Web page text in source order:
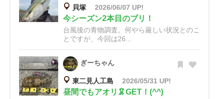
貝塚 2026/06/07 UP!
今シーズン2本目のブリ！
台風後の青物調査。何やら厳しい状況とのこ
とですが、今回は26...
ぎーちゃん
東二見人工島 2026/05/31 UP!
昼間でもアオリ🦑GET！(^^)